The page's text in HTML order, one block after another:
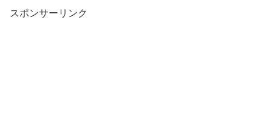
スポンサーリンク